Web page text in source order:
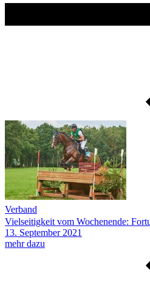
Verband
Vielseitigkeit vom Wochenende:
13. September 2021
mehr dazu